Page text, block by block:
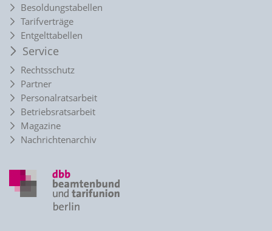
Besoldungstabellen
Tarifverträge
Entgelttabellen
Service
Rechtsschutz
Partner
Personalratsarbeit
Betriebsratsarbeit
Magazine
Nachrichtenarchiv